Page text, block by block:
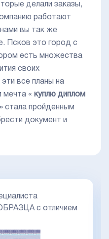
делали заказы,
работают
вы так же
Псков это город с
есть множества
своих
все планы на
мечта « куплю диплом
» стала пройденным
документ и
с отличием